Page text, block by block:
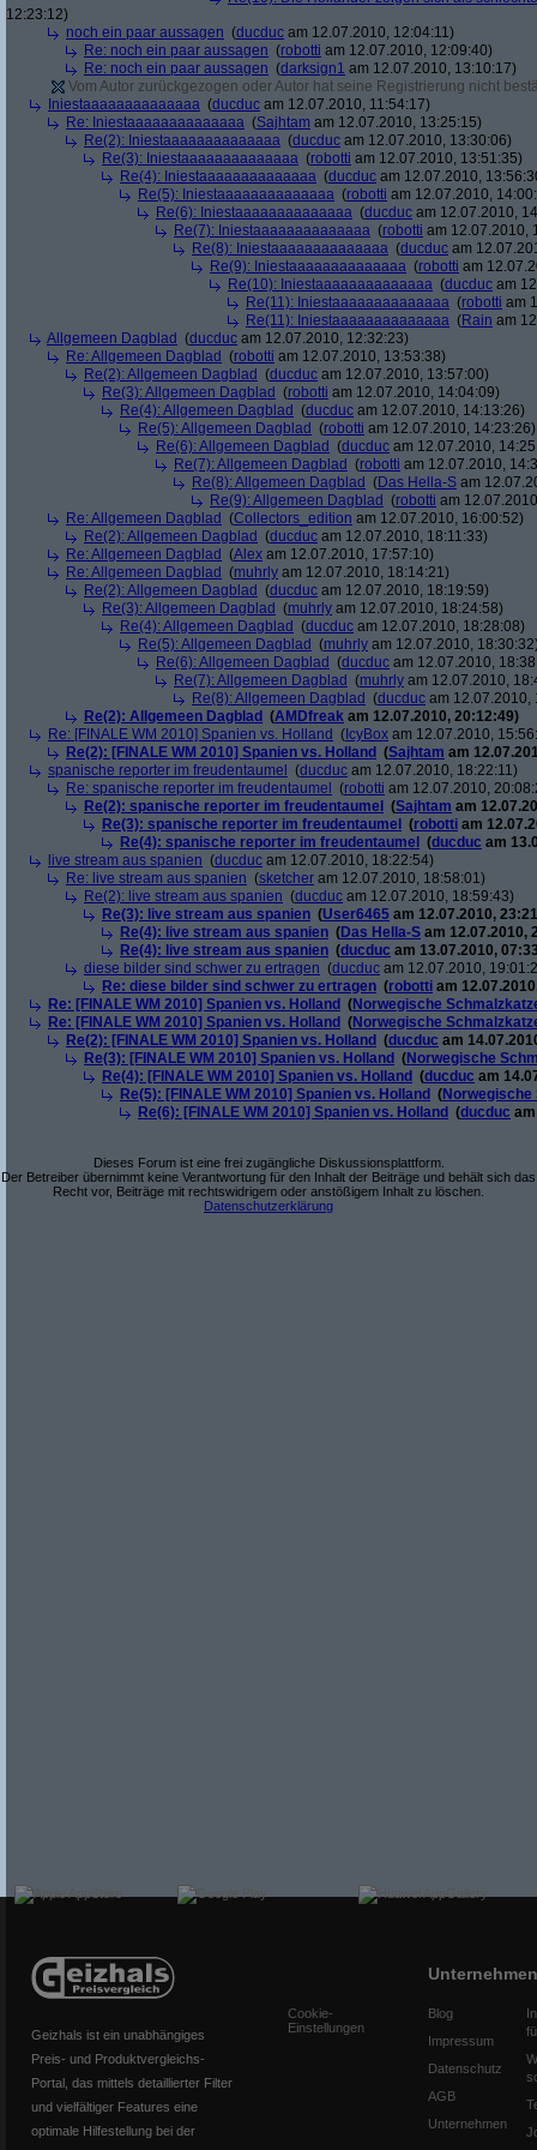
12:23:12)
noch ein paar aussagen (ducduc am 12.07.2010, 12:04:11)
Re: noch ein paar aussagen (robotti am 12.07.2010, 12:09:40)
Re: noch ein paar aussagen (darksign1 am 12.07.2010, 13:10:17)
Vom Autor zurückgezogen oder Autor hat seine Registrierung nicht
Iniestaaaaaaaaaaaaaa (ducduc am 12.07.2010, 11:54:17)
Re: Iniestaaaaaaaaaaaaaa (Sajhtam am 12.07.2010, 13:25:15)
Re(2): Iniestaaaaaaaaaaaaaa (ducduc am 12.07.2010, 13:30:06)
Re(3): Iniestaaaaaaaaaaaaaa (robotti am 12.07.2010, 13:51:35)
Re(4): Iniestaaaaaaaaaaaaaa (ducduc am 12.07.2010,
Re(5): Iniestaaaaaaaaaaaaaa (robotti am 12.07.2010,
Re(6): Iniestaaaaaaaaaaaaaa (ducduc am 12.07.2010,
Re(7): Iniestaaaaaaaaaaaaaa (robotti am 12.07.2010,
Re(8): Iniestaaaaaaaaaaaaaa (ducduc am
Re(9): Iniestaaaaaaaaaaaaaa (robotti am
Re(10): Iniestaaaaaaaaaaaaaa (ducduc am
Re(11): Iniestaaaaaaaaaaaaaa (robotti am
Re(11): Iniestaaaaaaaaaaaaaa (Rain am
Allgemeen Dagblad (ducduc am 12.07.2010, 12:32:23)
Re: Allgemeen Dagblad (robotti am 12.07.2010, 13:53:38)
Re(2): Allgemeen Dagblad (ducduc am 12.07.2010, 13:57:00)
Re(3): Allgemeen Dagblad (robotti am 12.07.2010, 14:04:09)
Re(4): Allgemeen Dagblad (ducduc am 12.07.2010, 14:13:26)
Re(5): Allgemeen Dagblad (robotti am 12.07.2010, 14:23:26)
Re(6): Allgemeen Dagblad (ducduc am 12.07.2010,
Re(7): Allgemeen Dagblad (robotti am 12.07.2010,
Re(8): Allgemeen Dagblad (Das Hella-S am
Re(9): Allgemeen Dagblad (robotti am
Re: Allgemeen Dagblad (Collectors_edition am 12.07.2010, 16:00:52)
Re(2): Allgemeen Dagblad (ducduc am 12.07.2010, 18:11:33)
Re: Allgemeen Dagblad (Alex am 12.07.2010, 17:57:10)
Re: Allgemeen Dagblad (muhrly am 12.07.2010, 18:14:21)
Re(2): Allgemeen Dagblad (ducduc am 12.07.2010, 18:19:59)
Re(3): Allgemeen Dagblad (muhrly am 12.07.2010, 18:24:58)
Re(4): Allgemeen Dagblad (ducduc am 12.07.2010, 18:28:08)
Re(5): Allgemeen Dagblad (muhrly am 12.07.2010,
Re(6): Allgemeen Dagblad (ducduc am 12.07.2010,
Re(7): Allgemeen Dagblad (muhrly am 12.07.2010,
Re(8): Allgemeen Dagblad (ducduc am 12.07.2010,
Re(2): Allgemeen Dagblad (AMDfreak am 12.07.2010, 20:12:49)
Re: [FINALE WM 2010] Spanien vs. Holland ( IcyBox am 12.07.2010,
Re(2): [FINALE WM 2010] Spanien vs. Holland (Sajhtam am
spanische reporter im freudentaumel
(ducduc am 12.07.2010, 18:22:11)
Re: spanische reporter im freudentaumel
(robotti am 12.07.2010,
Re(2): spanische reporter im freudentaumel
(Sajhtam am
Re(3): spanische reporter im freudentaumel
(robotti am
Re(4): spanische reporter im freudentaumel
(ducduc am
live stream aus spanien (ducduc am 12.07.2010, 18:22:54)
Re: live stream aus spanien (sketcher am 12.07.2010, 18:58:01)
Re(2): live stream aus spanien (ducduc am 12.07.2010, 18:59:43)
Re(3): live stream aus spanien (User6465 am 12.07.2010,
Re(4): live stream aus spanien (Das Hella-S am 12.07.2010,
Re(4): live stream aus spanien (ducduc am 13.07.2010,
diese bilder sind schwer zu ertragen (ducduc am 12.07.2010,
Re: diese bilder sind schwer zu ertragen (robotti am
Re: [FINALE WM 2010] Spanien vs. Holland (Norwegische
Re: [FINALE WM 2010] Spanien vs. Holland (Norwegische
Re(2): [FINALE WM 2010] Spanien vs. Holland (ducduc am
Re(3): [FINALE WM 2010] Spanien vs. Holland (Norwegische
Re(4): [FINALE WM 2010] Spanien vs. Holland (ducduc am
Re(5): [FINALE WM 2010] Spanien vs. Holland (
Re(6): [FINALE WM 2010] Spanien vs. Holland (ducduc
Dieses Forum ist eine frei zugängliche Diskussionsplattform.
Der Betreiber übernimmt keine Verantwortung für den Inhalt der Beiträge und behält sich das
Recht vor, Beiträge mit rechtswidrigem oder anstößigem Inhalt zu löschen.
Datenschutzerklärung
Geizhals ist ein unabhängiges
Preis- und Produktvergleichs-
Portal, das mittels detaillierter Filter
und vielfältiger Features eine
optimale Hilfestellung bei der
Cookie-
Einstellungen
Unternehmen
Blog
Impressum
Datenschutz
AGB
Unternehmen